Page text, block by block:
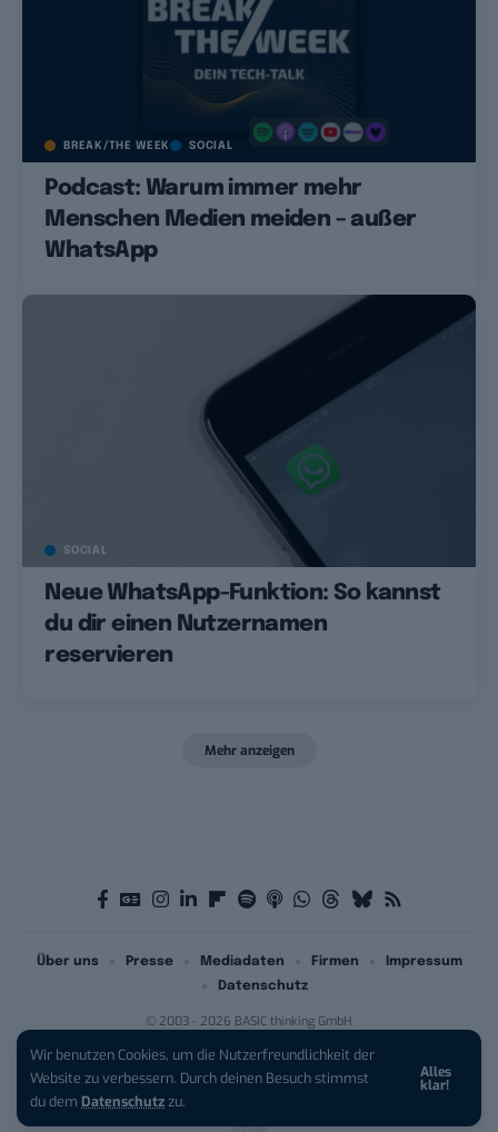
Wir benutzen Cookies, um die Nutzerfreundlichkeit der
Website zu verbessern. Durch deinen Besuch stimmst
du dem Datenschutzzu.
Alles
klar!
BREAK/THE WEEK SOCIAL
Podcast: Warum immer mehr
Menschen Medien meiden – außer
WhatsApp
SOCIAL
Neue WhatsApp-Funktion: So kannst
du dir einen Nutzernamen
reservieren
Mehr anzeigen
© 2003 - 2026 BASIC thinking GmbH
Über uns Presse Mediadaten Firmen
Impressum
Datenschutz
iPhone 17 Pro sichern:Für 1 € +
200 € Hardware-Bonus!
Anzeige